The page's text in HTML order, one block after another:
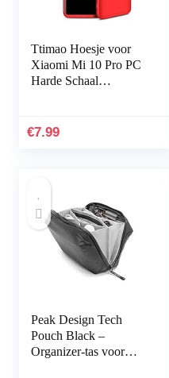
Ttimao Hoesje voor
Xiaomi Mi 10 Pro PC
Harde Schaal
Ultradunne Shock
€7.99
Peak Design Tech
Pouch Black –
Organizer-tas voor